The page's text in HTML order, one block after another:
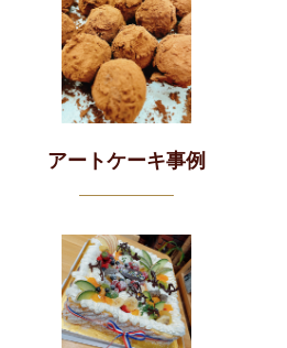
アートケーキ事例